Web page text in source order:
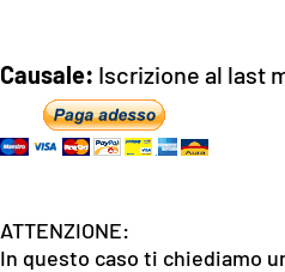
Causale: Iscrizione al last
ATTENZIONE:
In questo caso ti chiediamo